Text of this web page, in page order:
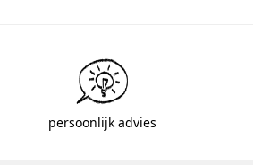
persoonlijk advies